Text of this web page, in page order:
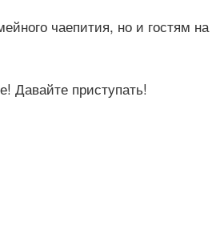
чаепития, но и гостям на
Давайте приступать!